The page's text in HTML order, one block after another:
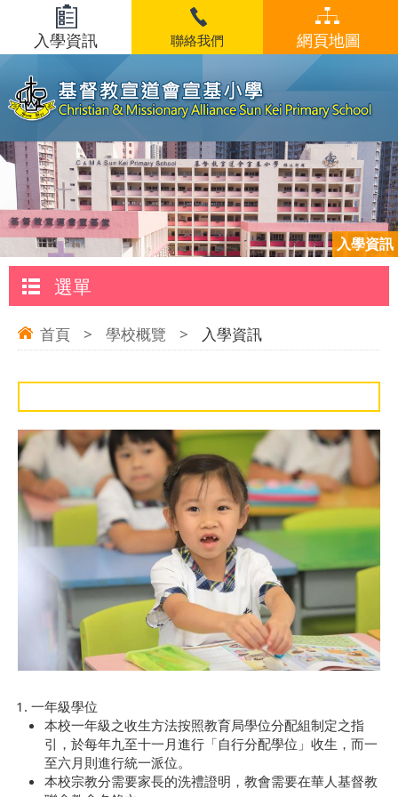
入學資訊 聯絡我們 網頁地圖
入學資訊
選單
首頁 > 學校概覽 > 入學資訊
一年級學位
本校一年級之收生方法按照教育局學位分配組制定之指
引，於每年九至十一月進行「自行分配學位」收生，而一
至六月則進行統一派位。
本校宗教分需要家長的洗禮證明，教會需要在華人基督教